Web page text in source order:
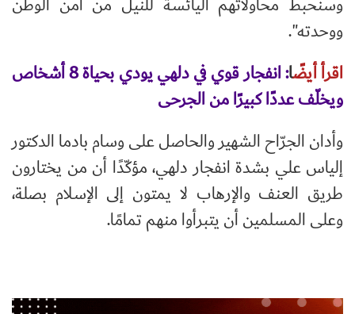
ووحدته".
اقرأ أيضًا:
انفجار قوي في دلهي يودي بحياة 8 أشخاص
ويخلّف عددًا كبيرًا من الجرحى
وأدان الجرّاح الشهير والحاصل على وسام بادما الدكتور
إلياس علي بشدة انفجار دلهي، مؤكّدًا أن من يختارون
طريق العنف والإرهاب لا يمتون إلى الإسلام بصلة،
وعلى المسلمين أن يتبرأوا منهم تمامًا.